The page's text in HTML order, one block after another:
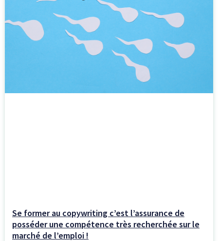
Se former au copywriting c’est l’assurance de
posséder une compétence très recherchée sur le
marché de l’emploi !